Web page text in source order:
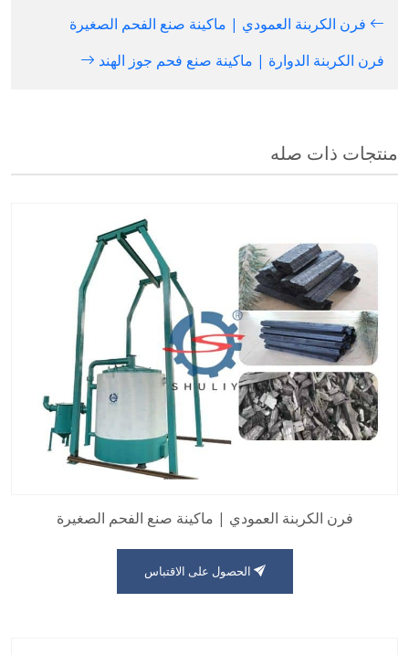
فرن الكربنة العمودي | ماكينة صنع الفحم الصغيرة
فرن الكربنة الدوارة | ماكينة صنع فحم جوز الهند
منتجات ذات صله
فرن الكربنة العمودي | ماكينة صنع الفحم الصغيرة
الحصول على الاقتباس